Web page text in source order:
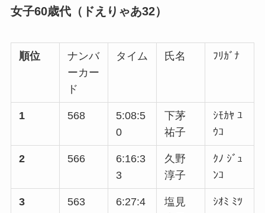
女子60歳代（ドえりゃあ32）
順位
ナンバ
ーカー
ド
タイム 氏名 ﾌﾘｶﾞﾅ
1 568
5:08:5
0
下茅
祐子
ｼﾓｶﾔ ﾕ
ｳｺ
2 566
6:16:3
3
久野
淳子
ｸﾉ ｼﾞｭ
ﾝｺ
3 563
6:27:4
塩見
ｼｵﾐ ﾐﾂ